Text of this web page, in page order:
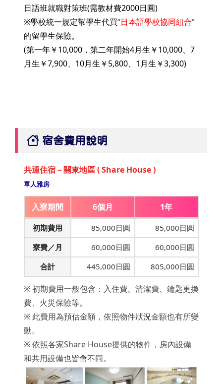
日語班就職對策班(需教材費2000日圓)
※學校統一規定幫學生代買“日本語學校協同組合”
的留學生保險。
(第一年￥10,000，第二年開始4月生￥10,000、7
月生￥7,900、10月生￥5,800、1月生￥3,300)
宿舍費用說明
共通住宿－關東地區 ( Share House )
單人雅房
入寮期間 6個月 1年
初期費用 85,000日圓
85,000日圓
寮費／月
60,000日圓
60,000日圓
合計
445,000日圓 805,000日圓
※ 初期費用一般包含：入住費、清潔費、鑰匙更換
費、火災保險等。
※ 此費用為預估金額，依照物件狀況金額也有所變
動。
※ 依照各家Share House提供的物件，房內設備
和共用設備也皆會不同。